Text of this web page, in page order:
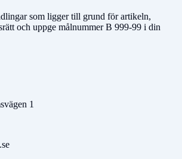
som ligger till grund för artikeln,
och uppge målnummerB 999-99 i din
1